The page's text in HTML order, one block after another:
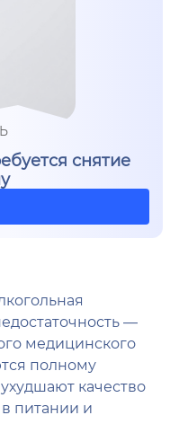
снятие
—
медицинского
полному
качество
питании и